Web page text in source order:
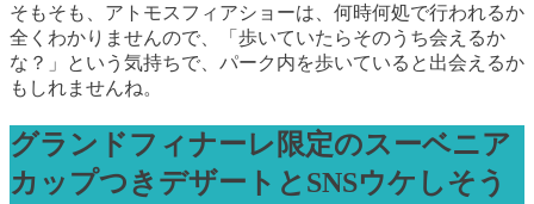
そもそも、アトモスフィアショーは、何時何処で行われるか
全くわかりませんので、「歩いていたらそのうち会えるか
な？」という気持ちで、パーク内を歩いていると出会えるか
もしれませんね。
グランドフィナーレ限定のスーベニア
カップつきデザートとSNSウケしそう